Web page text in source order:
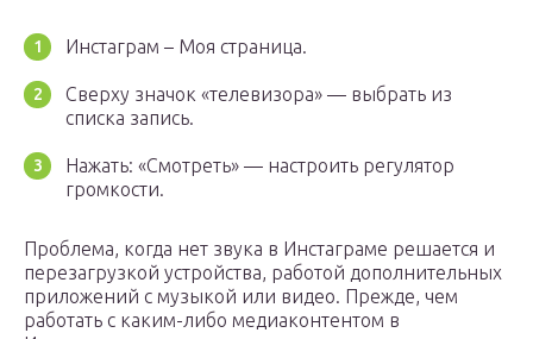
Инстаграм – Моя страница.
Сверху значок «телевизора» — выбрать из
списка запись.
Нажать: «Смотреть» — настроить регулятор
громкости.
Проблема, когда нет звука в Инстаграме решается и
перезагрузкой устройства, работой дополнительных
приложений с музыкой или видео. Прежде, чем
работать с каким-либо медиаконтентом в